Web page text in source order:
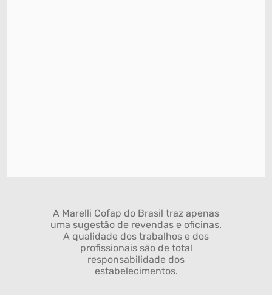
A Marelli Cofap do Brasil traz apenas
uma sugestão de revendas e oficinas.
A qualidade dos trabalhos e dos
profissionais são de total
responsabilidade dos
estabelecimentos.